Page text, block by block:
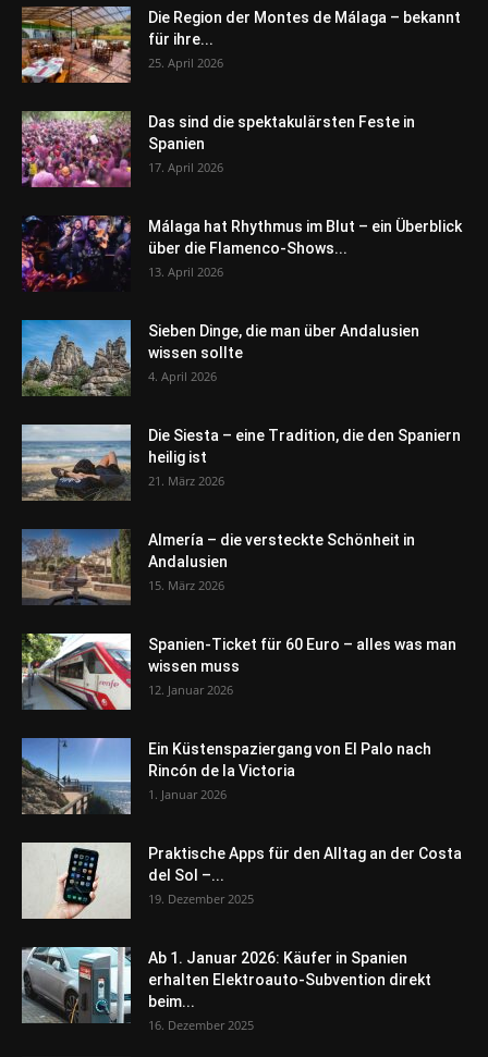
Die Region der Montes de Málaga – bekannt
für ihre...
25. April 2026
Das sind die spektakulärsten Feste in
Spanien
17. April 2026
Málaga hat Rhythmus im Blut – ein Überblick
über die Flamenco-Shows...
13. April 2026
Sieben Dinge, die man über Andalusien
wissen sollte
4. April 2026
Die Siesta – eine Tradition, die den Spaniern
heilig ist
21. März 2026
Almería – die versteckte Schönheit in
Andalusien
15. März 2026
Spanien-Ticket für 60 Euro – alles was man
wissen muss
12. Januar 2026
Ein Küstenspaziergang von El Palo nach
Rincón de la Victoria
1. Januar 2026
Praktische Apps für den Alltag an der Costa
del Sol –...
19. Dezember 2025
Ab 1. Januar 2026: Käufer in Spanien
erhalten Elektroauto-Subvention direkt
beim...
16. Dezember 2025